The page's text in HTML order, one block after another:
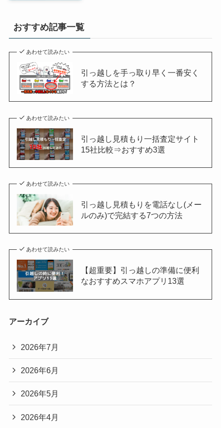
おすすめ記事一覧
あわせて読みたい
引っ越しを手っ取り早く一番安く
する方法とは？
あわせて読みたい
引っ越し見積もり一括査定サイト
15社比較⇒おすすめ3選
あわせて読みたい
引っ越し見積もりを電話なし(メー
ルのみ)で完結する7つの方法
あわせて読みたい
【超重要】引っ越しの準備に便利
なおすすめスマホアプリ13選
アーカイブ
2026年7月
2026年6月
2026年5月
2026年4月